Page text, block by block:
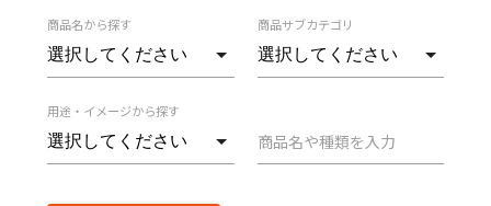
商品名から探す 商品サブカテゴリ
用途・イメージから探す
商品名や種類を入力